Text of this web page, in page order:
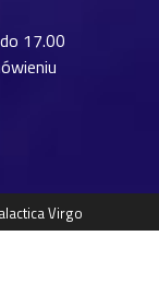
17.00
Virgo